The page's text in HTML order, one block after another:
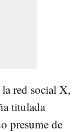
red social X,
titulada
presume de